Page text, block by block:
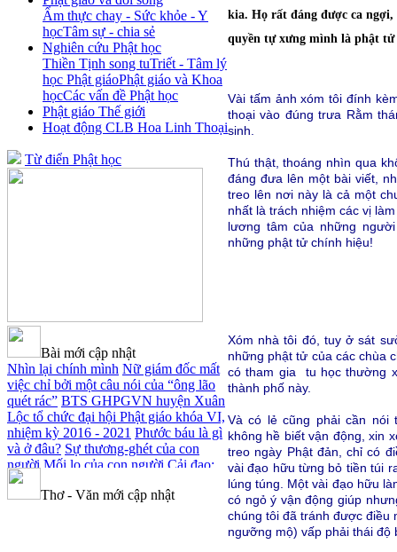
Ẩm thực chay - Sức khỏe - Y
họcTâm sự - chia sẻ
Nghiên cứu Phật học
Thiền Tịnh song tuTriết - Tâm lý
học Phật giáoPhật giáo và Khoa
họcCác vấn đề Phật học
Phật giáo Thế giới
Hoạt động CLB Hoa Linh Thoại
Từ điển Phật học
Bài mới cập nhật
Nhìn lại chính mình Nữ giám đốc mất
việc chỉ bởi một câu nói của “ông lão
quét rác” BTS GHPGVN huyện Xuân
Lộc tổ chức đại hội Phật giáo khóa VI,
nhiệm kỳ 2016 - 2021 Phước báu là gì
và ở đâu? Sự thương-ghét của con
người Mối lo của con người Cải đạo:
Nguyên nhân & giải pháp
của các bệnh nhân nghèo An Giang:
Thơ - Văn mới cập nhật
kia. Họ rất đáng được ca
quyền tự xưng mình là phật tử
Vài tấm ảnh xóm tôi đính
thoại vào đúng trưa Rằm
sinh.
Thú thật, thoáng nhìn qua
đáng đưa lên một bài viết,
treo lên nơi này là cả một
nhất là trách nhiệm các vị
lương tâm của những
những phật tử chính hiệu!
Xóm nhà tôi đó, tuy ở sát
những phật tử của các chùa
có tham gia tu học thường
thành phố này.
Và có lẻ cũng phải cần nói
không hề biết vận động, xin
treo ngày Phật đản, chỉ có
vài đạo hữu từng bỏ tiền túi
lúng túng. Một vài đạo hữu
có ngỏ ý vận động giúp
chúng tôi đã tránh được
ngưỡng mộ) vấp phải thái độ